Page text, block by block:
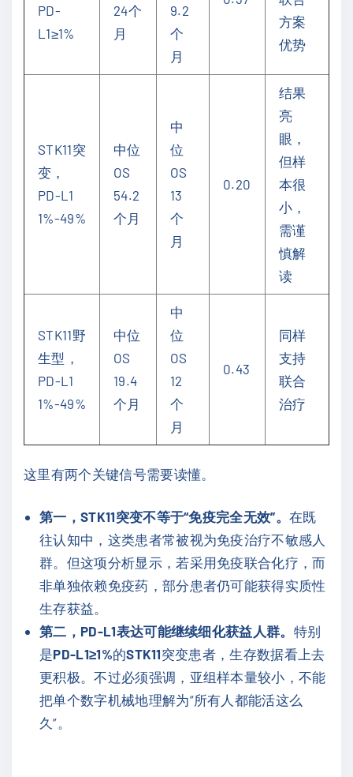
PD-
L1≥1%
24个
月
9.2
个
月
方案
优势
STK11突
变，
PD-L1
1%-49%
中位
OS
54.2
个月
中
位
OS
13
个
月
0.20
结果
亮
眼，
但样
本很
小，
需谨
慎解
读
STK11野
生型，
PD-L1
1%-49%
中位
OS
19.4
个月
中
位
OS
12
个
月
0.43
同样
支持
联合
治疗
这里有两个关键信号需要读懂。
第一，STK11突变不等于“免疫完全无效”。在既
往认知中，这类患者常被视为免疫治疗不敏感人
群。但这项分析显示，若采用免疫联合化疗，而
非单独依赖免疫药，部分患者仍可能获得实质性
生存获益。
第二，PD-L1表达可能继续细化获益人群。 特别
是PD-L1≥1%的STK11突变患者，生存数据看上去
更积极。不过必须强调，亚组样本量较小，不能
把单个数字机械地理解为“所有人都能活这么
久”。